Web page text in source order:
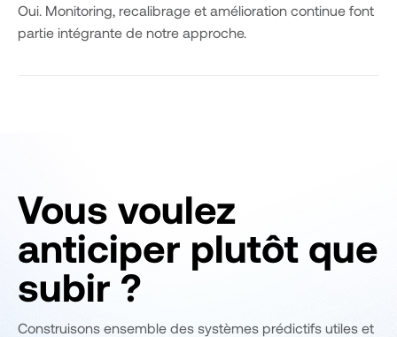
Oui. Monitoring, recalibrage et amélioration continue font
partie intégrante de notre approche.
Vous voulez
anticiper plutôt que
subir ?
Construisons ensemble des systèmes prédictifs utiles et